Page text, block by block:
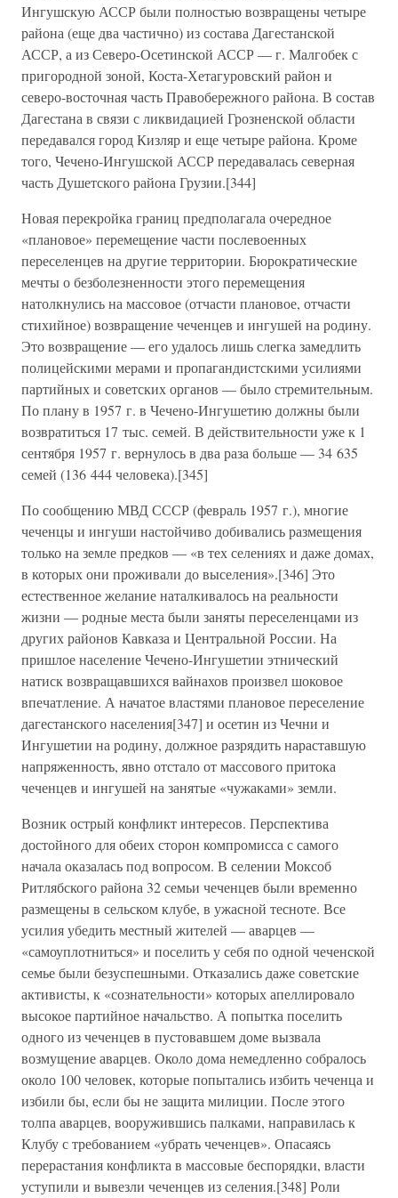
Ингушскую АССР были полностью возвращены четыре
района (еще два частично) из состава Дагестанской
АССР, а из Северо-Осетинской АССР — г. Малгобек с
пригородной зоной, Коста-Хетагуровский район и
северо-восточная часть Правобережного района. В состав
Дагестана в связи с ликвидацией Грозненской области
передавался город Кизляр и еще четыре района. Кроме
того, Чечено-Ингушской АССР передавалась северная
часть Душетского района Грузии.[344]
Новая перекройка границ предполагала очередное
«плановое» перемещение части послевоенных
переселенцев на другие территории. Бюрократические
мечты о безболезненности этого перемещения
натолкнулись на массовое (отчасти плановое, отчасти
стихийное) возвращение чеченцев и ингушей на родину.
Это возвращение — его удалось лишь слегка замедлить
полицейскими мерами и пропагандистскими усилиями
партийных и советских органов — было стремительным.
По плану в 1957 г. в Чечено-Ингушетию должны были
возвратиться 17 тыс. семей. В действительности уже к 1
сентября 1957 г. вернулось в два раза больше — 34 635
семей (136 444 человека).[345]
По сообщению МВД СССР (февраль 1957 г.), многие
чеченцы и ингуши настойчиво добивались размещения
только на земле предков — «в тех селениях и даже домах,
в которых они проживали до выселения».[346] Это
естественное желание наталкивалось на реальности
жизни — родные места были заняты переселенцами из
других районов Кавказа и Центральной России. На
пришлое население Чечено-Ингушетии этнический
натиск возвращавшихся вайнахов произвел шоковое
впечатление. А начатое властями плановое переселение
дагестанского населения[347] и осетин из Чечни и
Ингушетии на родину, должное разрядить нараставшую
напряженность, явно отстало от массового притока
чеченцев и ингушей на занятые «чужаками» земли.
Возник острый конфликт интересов. Перспектива
достойного для обеих сторон компромисса с самого
начала оказалась под вопросом. В селении Моксоб
Ритлябского района 32 семьи чеченцев были временно
размещены в сельском клубе, в ужасной тесноте. Все
усилия убедить местный жителей — аварцев —
«самоуплотниться» и поселить у себя по одной чеченской
семье были безуспешными. Отказались даже советские
активисты, к «сознательности» которых апеллировало
высокое партийное начальство. А попытка поселить
одного из чеченцев в пустовавшем доме вызвала
возмущение аварцев. Около дома немедленно собралось
около 100 человек, которые попытались избить чеченца и
избили бы, если бы не защита милиции. После этого
толпа аварцев, вооружившись палками, направилась к
Клубу с требованием «убрать чеченцев». Опасаясь
перерастания конфликта в массовые беспорядки, власти
уступили и вывезли чеченцев из селения.[348] Роли